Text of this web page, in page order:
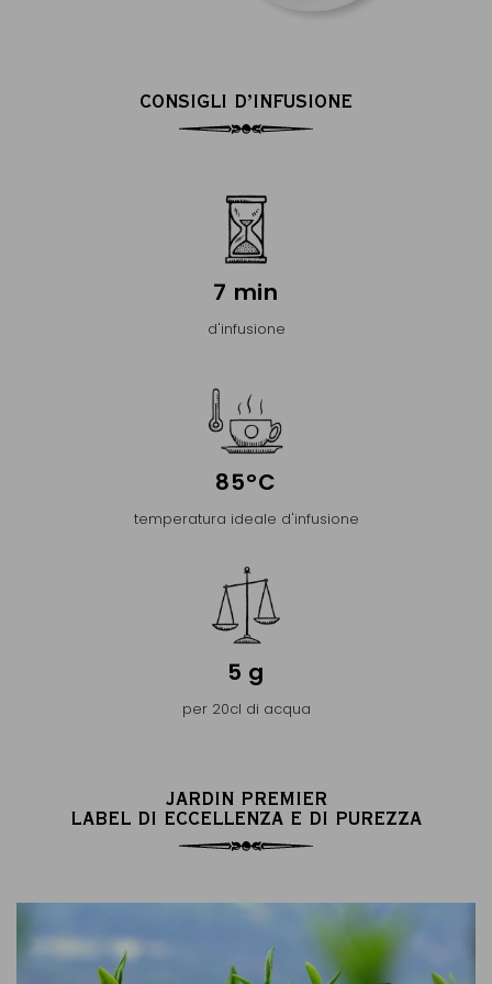
CONSIGLI D’INFUSIONE
7 min
d'infusione
85°C
temperatura ideale d'infusione
5 g
per 20cl di acqua
JARDIN PREMIER
LABEL DI ECCELLENZA E DI PUREZZA